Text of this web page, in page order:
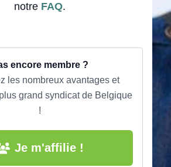
notre FAQ.
encore membre ?
les nombreux avantages et
grand syndicat de Belgique
!
Je m'affilie !